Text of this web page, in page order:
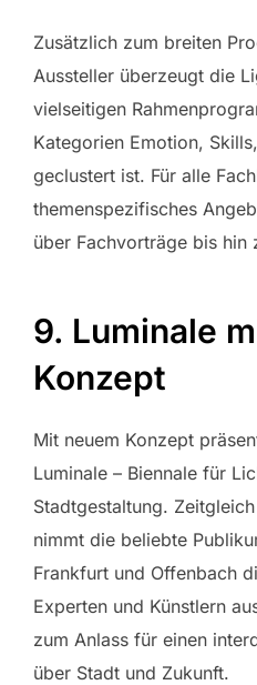
Zusätzlich zum breiten
Aussteller überzeugt die
vielseitigen
Kategorien Emotion,
geclustert ist. Für alle
themenspezifisches
über Fachvorträge bis hin
9. Luminale
Konzept
Mit neuem Konzept
Luminale – Biennale für
Stadtgestaltung.
nimmt die beliebte
Frankfurt und Offenbach
Experten und Künstlern
zum Anlass für einen
über Stadt und Zukunft.